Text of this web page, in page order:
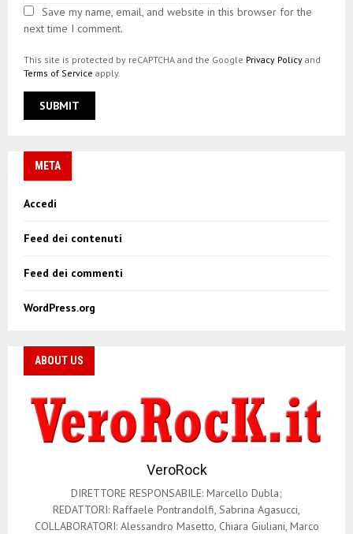
Save my name, email, and website in this browser for the
next time I comment.
This site is protected by reCAPTCHA and the Google Privacy Policy and
Terms of Service apply.
META
Accedi
Feed dei contenuti
Feed dei commenti
WordPress.org
ABOUT US
VeroRock
DIRETTORE RESPONSABILE: Marcello Dubla;
REDATTORI: Raffaele Pontrandolfi, Sabrina Agasucci,
COLLABORATORI: Alessandro Masetto, Chiara Giuliani, Marco